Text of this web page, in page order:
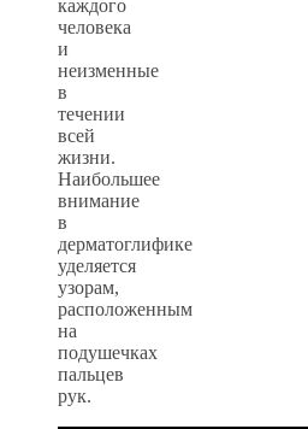
каждого
человека
и
неизменные
в
течении
всей
жизни.
Наибольшее
внимание
в
дерматоглифике
уделяется
узорам,
расположенным
на
подушечках
пальцев
рук.